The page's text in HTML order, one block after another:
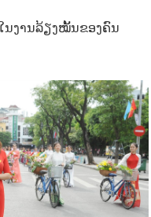
ນລ້ຽງໝັ້ນຂອງຄົນ